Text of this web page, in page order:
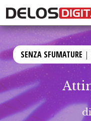
SENZA SFUMATURE |
di